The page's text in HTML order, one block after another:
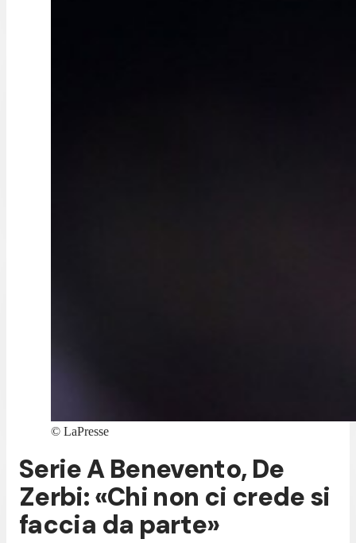
© LaPresse
Serie A Benevento, De
Zerbi: «Chi non ci crede si
faccia da parte»